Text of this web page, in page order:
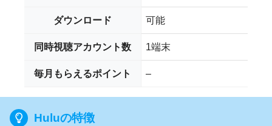
ダウンロード 可能
同時視聴アカウント数 1端末
毎月もらえるポイント –
Huluの特徴